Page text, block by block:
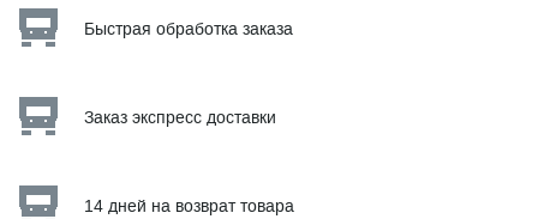
Быстрая обработка заказа
Заказ экспресс доставки
14 дней на возврат товара